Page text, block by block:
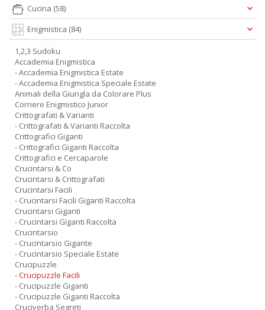
Cucina (58)
Enigmistica (84)
1,2,3 Sudoku
Accademia Enigmistica
- Accademia Enigmistica Estate
- Accademia Enigmistica Speciale Estate
Animali della Giungla da Colorare Plus
Corriere Enigmistico Junior
Crittografati & Varianti
- Crittografati & Varianti Raccolta
Crittografici Giganti
- Crittografici Giganti Raccolta
Crittografici e Cercaparole
Crucintarsi & Co
Crucintarsi & Crittografati
Crucintarsi Facili
- Crucintarsi Facili Giganti Raccolta
Crucintarsi Giganti
- Crucintarsi Giganti Raccolta
Crucintarsio
- Crucintarsio Gigante
- Crucintarsio Speciale Estate
Crucipuzzle
- Crucipuzzle Facili
- Crucipuzzle Giganti
- Crucipuzzle Giganti Raccolta
Cruciverba Segreti